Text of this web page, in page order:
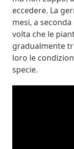
eccedere. La
mesi, a
volta che le
gradualmente
loro le
specie.